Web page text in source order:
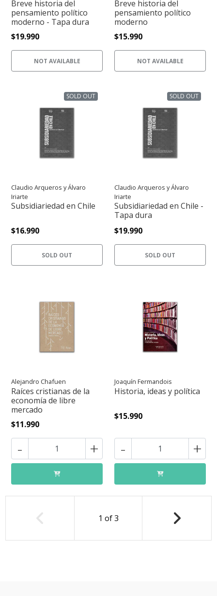
Breve historia del
pensamiento político
moderno - Tapa dura
$19.990
NOT AVAILABLE
Breve historia del
pensamiento político
moderno
$15.990
NOT AVAILABLE
SOLD OUT
Claudio Arqueros y Álvaro
Iriarte
Subsidiariedad en Chile
$16.990
SOLD OUT
SOLD OUT
Claudio Arqueros y Álvaro
Iriarte
Subsidiariedad en Chile -
Tapa dura
$19.990
SOLD OUT
Alejandro Chafuen
Raíces cristianas de la
economía de libre
mercado
$11.990
- +
Joaquín Fermandois
Historia, ideas y política
$15.990
- +
1 of 3